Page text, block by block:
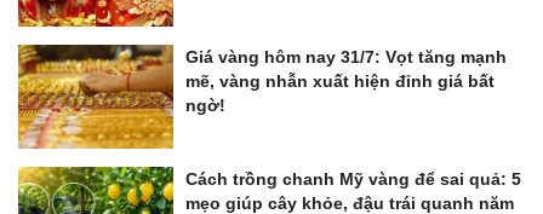
Giá vàng hôm nay 31/7: Vọt tăng mạnh
mẽ, vàng nhẫn xuất hiện đỉnh giá bất
ngờ!
Cách trồng chanh Mỹ vàng để sai quả: 5
mẹo giúp cây khỏe, đậu trái quanh năm